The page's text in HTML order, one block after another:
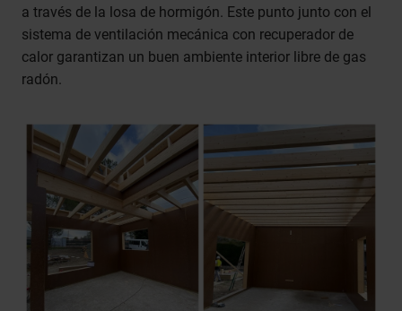
a través de la losa de hormigón. Este punto junto con el
sistema de ventilación mecánica con recuperador de
calor garantizan un buen ambiente interior libre de gas
radón.